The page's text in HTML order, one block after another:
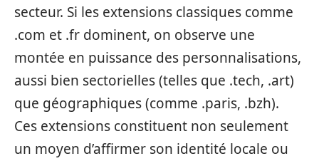
secteur. Si les extensions classiques comme
.com et .fr dominent, on observe une
montée en puissance des personnalisations,
aussi bien sectorielles (telles que .tech, .art)
que géographiques (comme .paris, .bzh).
Ces extensions constituent non seulement
un moyen d’affirmer son identité locale ou